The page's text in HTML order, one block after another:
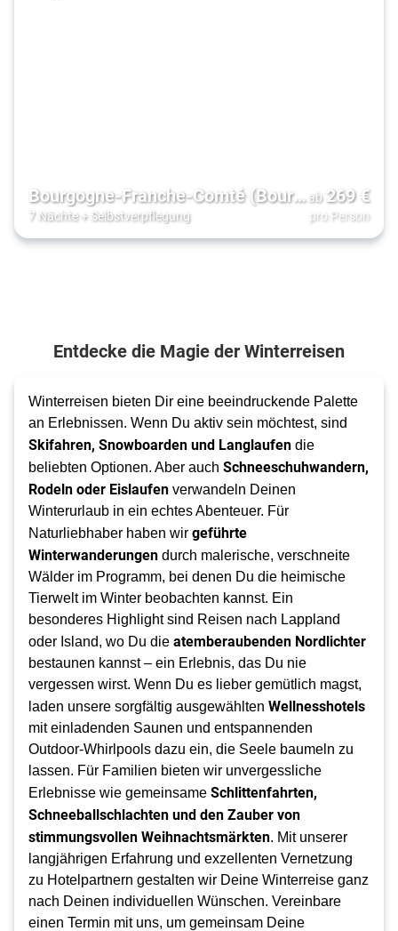
Bourgogne-Franche-Comté (Bourgogne/Fran
7 Nächte+ Selbstverpflegung
ab 269€
pro Person
Entdecke die Magie der Winterreisen
Winterreisen bieten Dir eine beeindruckende Palette
Skifahren, Snowboarden und Langlaufen die
beliebten Optionen. Aber auch Schneeschuhwandern,
Rodeln oder Eislaufen verwandeln Deinen
Winterurlaub in ein echtes Abenteuer. Für
Naturliebhaber haben wir geführte
Winterwanderungen durch malerische, verschneite
Wälder im Programm, bei denen Du die heimische
Tierwelt im Winter beobachten kannst. Ein
besonderes Highlight sind Reisen nach Lappland
oder Island, wo Du die atemberaubenden Nordlichter
bestaunen kannst – ein Erlebnis, das Du nie
vergessen wirst. Wenn Du es lieber gemütlich magst,
laden unsere sorgfältig ausgewählten Wellnesshotels
mit einladenden Saunen und entspannenden
Outdoor-Whirlpools dazu ein, die Seele baumeln zu
lassen. Für Familien bieten wir unvergessliche
Erlebnisse wie gemeinsame Schlittenfahrten,
Schneeballschlachten und den Zauber von
stimmungsvollen Weihnachtsmärkten. Mit unserer
langjährigen Erfahrung und exzellenten Vernetzung
zu Hotelpartnern gestalten wir Deine Winterreise ganz
nach Deinen individuellen Wünschen. Vereinbare
einen Termin mit uns, um gemeinsam Deine